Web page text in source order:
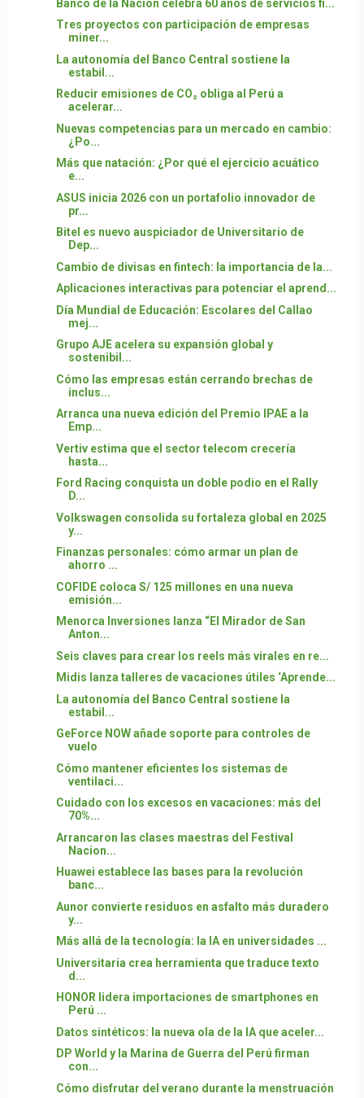
Banco de la Nación celebra 60 años de servicios fi...
Tres proyectos con participación de empresas
miner...
La autonomía del Banco Central sostiene la
estabil...
Reducir emisiones de CO₂ obliga al Perú a
acelerar...
Nuevas competencias para un mercado en cambio:
¿Po...
Más que natación: ¿Por qué el ejercicio acuático
e...
ASUS inicia 2026 con un portafolio innovador de
pr...
Bitel es nuevo auspiciador de Universitario de
Dep...
Cambio de divisas en fintech: la importancia de la...
Aplicaciones interactivas para potenciar el aprend...
Día Mundial de Educación: Escolares del Callao
mej...
Grupo AJE acelera su expansión global y
sostenibil...
Cómo las empresas están cerrando brechas de
inclus...
Arranca una nueva edición del Premio IPAE a la
Emp...
Vertiv estima que el sector telecom crecería
hasta...
Ford Racing conquista un doble podio en el Rally
D...
Volkswagen consolida su fortaleza global en 2025
y...
Finanzas personales: cómo armar un plan de
ahorro ...
COFIDE coloca S/ 125 millones en una nueva
emisión...
Menorca Inversiones lanza “El Mirador de San
Anton...
Seis claves para crear los reels más virales en re...
Midis lanza talleres de vacaciones útiles ‘Aprende...
La autonomía del Banco Central sostiene la
estabil...
GeForce NOW añade soporte para controles de
vuelo
Cómo mantener eficientes los sistemas de
ventilaci...
Cuidado con los excesos en vacaciones: más del
70%...
Arrancaron las clases maestras del Festival
Nacion...
Huawei establece las bases para la revolución
banc...
Aunor convierte residuos en asfalto más duradero
y...
Más allá de la tecnología: la IA en universidades ...
Universitaria crea herramienta que traduce texto
d...
HONOR lidera importaciones de smartphones en
Perú ...
Datos sintéticos: la nueva ola de la IA que aceler...
DP World y la Marina de Guerra del Perú firman
con...
Cómo disfrutar del verano durante la menstruación